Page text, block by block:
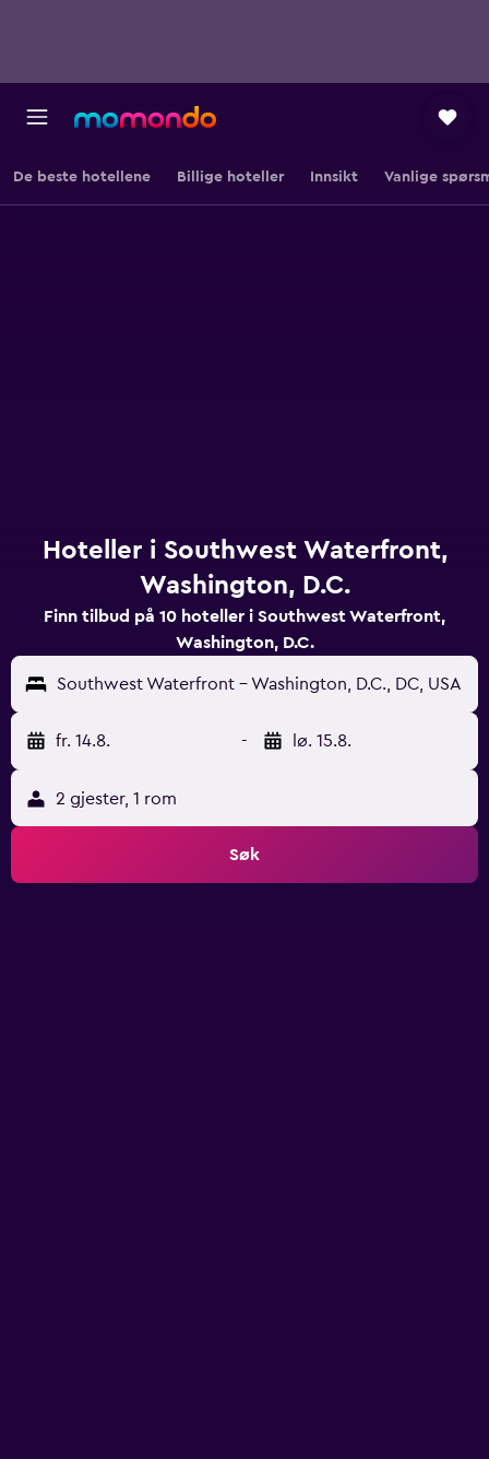
De beste hotellene Billige hoteller Innsikt Vanlige
Hoteller i Southwest Waterfront,
Washington, D.C.
Finn tilbud på 10 hoteller i Southwest Waterfront,
Washington, D.C.
Southwest Waterfront - Washington, D.C., DC, USA
fr. 14.8. - lø. 15.8.
2 gjester, 1 rom
Søk